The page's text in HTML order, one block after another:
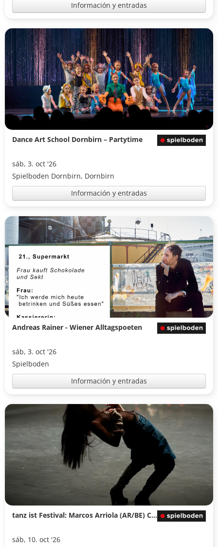
Información y entradas
Dance Art School Dornbirn – Partytime
sáb, 3. oct '26
Spielboden Dornbirn, Dornbirn
Información y entradas
Andreas Rainer - Wiener Alltagspoeten
sáb, 3. oct '26
Spielboden
Información y entradas
tanz ist Festival: Marcos Arriola (AR/BE) CRUCE
sáb, 10. oct '26